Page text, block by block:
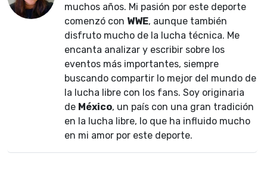
muchos años. Mi pasión por este deporte
comenzó con WWE, aunque también
disfruto mucho de la lucha técnica. Me
encanta analizar y escribir sobre los
eventos más importantes, siempre
buscando compartir lo mejor del mundo de
la lucha libre con los fans. Soy originaria
de México, un país con una gran tradición
en la lucha libre, lo que ha influido mucho
en mi amor por este deporte.